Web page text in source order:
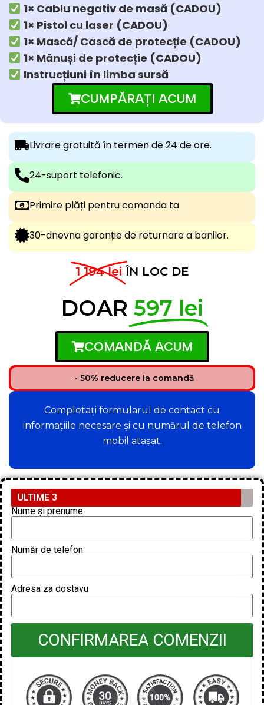
1× Cablu negativ de masă (CADOU)
1× Pistol cu laser (CADOU)
1× Mască/ Cască de protecție (CADOU)
1× Mănuși de protecție (CADOU)
Instrucțiuni în limba sursă
CUMPĂRAȚI ACUM
Livrare gratuită în termen de 24 de ore.
24-suport telefonic.
Primire plăți pentru comanda ta
30-dnevna garanție de returnare a banilor.
1 194 lei ÎN LOC DE
DOAR 597 lei
COMANDĂ ACUM
- 50% reducere la comandă
Completați formularul de contact cu
informațiile necesare și cu numărul de telefon
mobil atașat.
ULTIME 3
Nume și prenume
Număr de telefon
Adresa za dostavu
CONFIRMAREA COMENZII